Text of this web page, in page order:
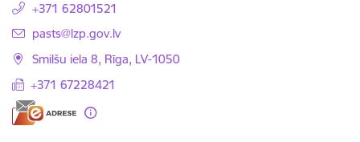
+371 62801521
E-pasts:
pasts@lzp.gov.lv
Smilšu iela 8, Rīga, LV-1050
+371 67228421